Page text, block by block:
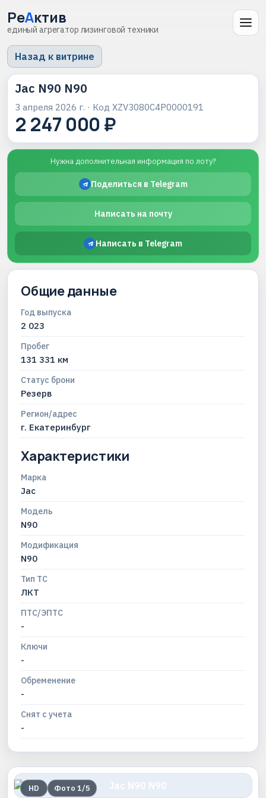
РеАктив
единый агрегатор лизинговой техники
Назад к витрине
Jac N90 N90
3 апреля 2026 г. · Код XZV3080C4P0000191
2 247 000 ₽
Нужна дополнительная информация по лоту?
Поделиться в Telegram
Написать на почту
Написать в Telegram
Общие данные
Год выпуска
2 023
Пробег
131 331 км
Статус брони
Резерв
Регион/адрес
г. Екатеринбург
Характеристики
Марка
Jac
Модель
N90
Модификация
N90
Тип ТС
ЛКТ
ПТС/ЭПТС
-
Ключи
-
Обременение
-
Снят с учета
-
HD Фото 1/5